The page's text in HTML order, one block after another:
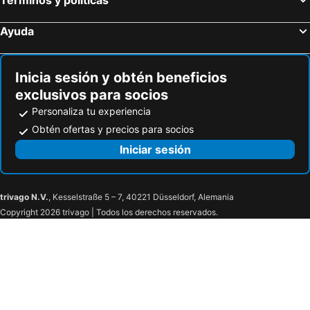
Ayuda
Inicia sesión y obtén beneficios
exclusivos para socios
Personaliza tu experiencia
Obtén ofertas y precios para socios
Iniciar sesión
trivago N.V., Kesselstraße 5 – 7, 40221 Düsseldorf, Alemania
Copyright 2026 trivago | Todos los derechos reservados.